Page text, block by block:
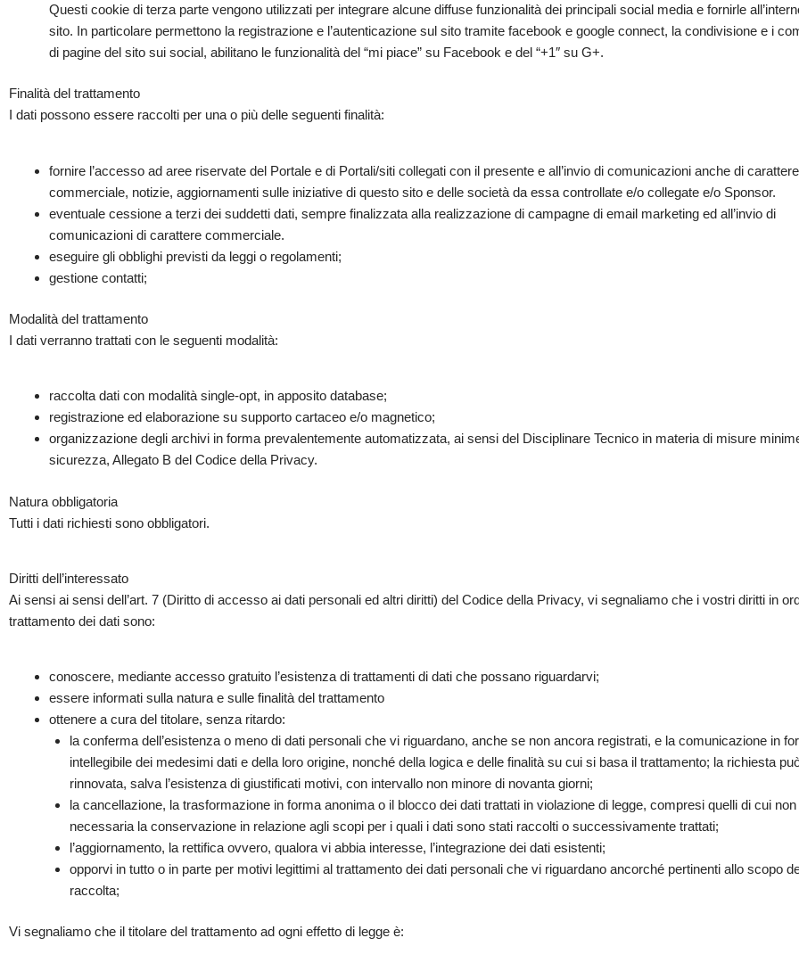
Questi cookie di terza parte vengono utilizzati per integrare alcune diffuse funzionalità dei principali social media e fornirle
sito. In particolare permettono la registrazione e l’autenticazione sul sito tramite facebook e google connect, la condivisione e i
di pagine del sito sui social, abilitano le funzionalità del “mi piace” su Facebook e del “+1″ su G+.
Finalità del trattamento
I dati possono essere raccolti per una o più delle seguenti finalità:
fornire l’accesso ad aree riservate del Portale e di Portali/siti collegati con il presente e all’invio di comunicazioni anche di carattere
commerciale, notizie, aggiornamenti sulle iniziative di questo sito e delle società da essa controllate e/o collegate e/o Sponsor.
eventuale cessione a terzi dei suddetti dati, sempre finalizzata alla realizzazione di campagne di email marketing ed all’invio di
comunicazioni di carattere commerciale.
eseguire gli obblighi previsti da leggi o regolamenti;
gestione contatti;
Modalità del trattamento
I dati verranno trattati con le seguenti modalità:
raccolta dati con modalità single-opt, in apposito database;
registrazione ed elaborazione su supporto cartaceo e/o magnetico;
organizzazione degli archivi in forma prevalentemente automatizzata, ai sensi del Disciplinare Tecnico in materia di misure
sicurezza, Allegato B del Codice della Privacy.
Natura obbligatoria
Tutti i dati richiesti sono obbligatori.
Diritti dell’interessato
Ai sensi ai sensi dell’art. 7 (Diritto di accesso ai dati personali ed altri diritti) del Codice della Privacy, vi segnaliamo che i vostri diritti in
trattamento dei dati sono:
conoscere, mediante accesso gratuito l’esistenza di trattamenti di dati che possano riguardarvi;
essere informati sulla natura e sulle finalità del trattamento
ottenere a cura del titolare, senza ritardo:
la conferma dell’esistenza o meno di dati personali che vi riguardano, anche se non ancora registrati, e la comunicazione in
intellegibile dei medesimi dati e della loro origine, nonché della logica e delle finalità su cui si basa il trattamento; la richiesta
rinnovata, salva l’esistenza di giustificati motivi, con intervallo non minore di novanta giorni;
la cancellazione, la trasformazione in forma anonima o il blocco dei dati trattati in violazione di legge, compresi quelli di cui non
necessaria la conservazione in relazione agli scopi per i quali i dati sono stati raccolti o successivamente trattati;
l’aggiornamento, la rettifica ovvero, qualora vi abbia interesse, l’integrazione dei dati esistenti;
opporvi in tutto o in parte per motivi legittimi al trattamento dei dati personali che vi riguardano ancorché pertinenti allo scopo
raccolta;
Vi segnaliamo che il titolare del trattamento ad ogni effetto di legge è: